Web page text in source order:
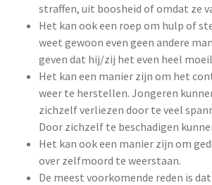
straffen, uit boosheid of omdat ze
Het kan ook een roep om hulp of
weet gewoon even geen andere
geven dat hij/zij het even heel
Het kan een manier zijn om het
weer te herstellen. Jongeren
zichzelf verliezen door te veel
Door zichzelf te beschadigen
Het kan ook een manier zijn om
over zelfmoord te weerstaan.
De meest voorkomende reden is